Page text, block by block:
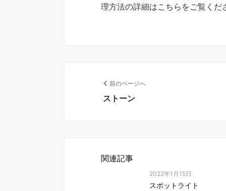
理方法の詳細はこちらをご覧くだ
前のページへ
ストーン
関連記事
2022年1月15日
スポットライト